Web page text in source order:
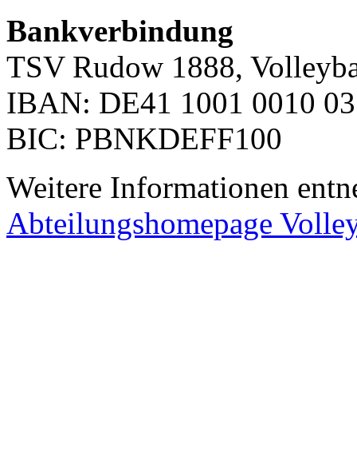
Bankverbindung
TSV Rudow 1888,
IBAN: DE41 1001 0010
BIC: PBNKDEFF100
Weitere Informationen
Abteilungshomepage